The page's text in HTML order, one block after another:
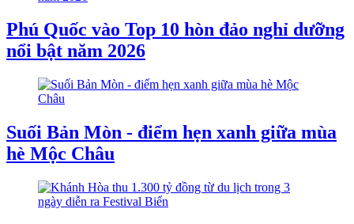
Phú Quốc vào Top 10 hòn đảo nghỉ dưỡng
nổi bật năm 2026
Suối Bản Mòn - điểm hẹn xanh giữa mùa
hè Mộc Châu